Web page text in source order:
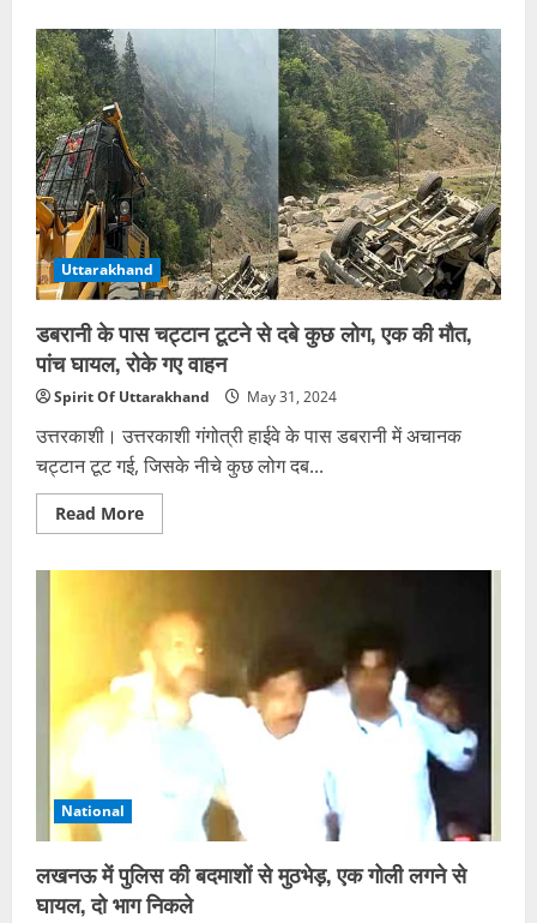
टूटा
दस
साल
का
रिकॉर्ड,
42.8
डिग्री
पहुंचा
तापमान,
इन
स्थानों
पर
बारिश
के
आसार
Uttarakhand
डबरानी के पास चट्टान टूटने से दबे कुछ लोग, एक की मौत,
पांच घायल, रोके गए वाहन
Spirit Of Uttarakhand May 31, 2024
उत्तरकाशी। उत्तरकाशी गंगोत्री हाईवे के पास डबरानी में अचानक
चट्टान टूट गई, जिसके नीचे कुछ लोग दब...
Read MoreRead
more
चट्टान
टूटने
से
दबे
कुछ
लोग,
एक
रोके
National
लखनऊ में पुलिस की बदमाशों से मुठभेड़, एक गोली लगने से
घायल, दो भाग निकले